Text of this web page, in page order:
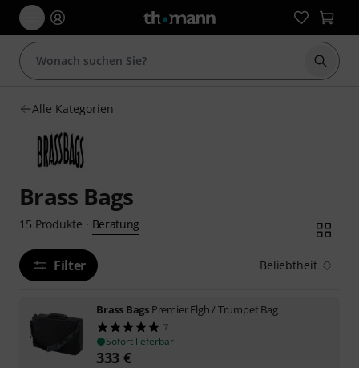
Suche
Alle Kategorien
Brass Bags
15 Produkte · Beratung
Filter Beliebtheit
Brass Bags Premier Flgh / Trumpet Bag
7
Sofort lieferbar
333 €